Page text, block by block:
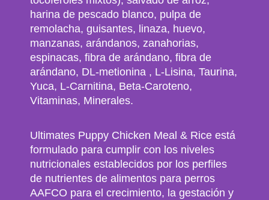
harina de pescado blanco, pulpa de
remolacha, guisantes, linaza, huevo,
manzanas, arándanos, zanahorias,
espinacas, fibra de arándano, fibra de
arándano, DL-metionina , L-Lisina, Taurina,
Yuca, L-Carnitina, Beta-Caroteno,
Vitaminas, Minerales.
Ultimates Puppy Chicken Meal & Rice está
formulado para cumplir con los niveles
nutricionales establecidos por los perfiles
de nutrientes de alimentos para perros
AAFCO para el crecimiento, la gestación y